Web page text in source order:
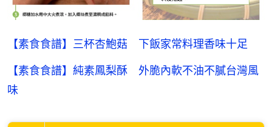
【素食食譜】三杯杏鮑菇 下飯家常料理香味十足
【素食食譜】純素鳳梨酥 外脆內軟不油不膩台灣風
味